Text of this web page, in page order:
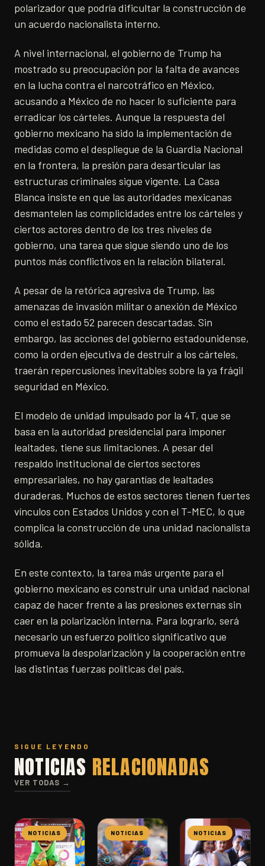
polarizador que podría dificultar la construcción de
un acuerdo nacionalista interno.
A nivel internacional, el gobierno de Trump ha
mostrado su preocupación por la falta de avances
en la lucha contra el narcotráfico en México,
acusando a México de no hacer lo suficiente para
erradicar los cárteles. Aunque la respuesta del
gobierno mexicano ha sido la implementación de
medidas como el despliegue de la Guardia Nacional
en la frontera, la presión para desarticular las
estructuras criminales sigue vigente. La Casa
Blanca insiste en que las autoridades mexicanas
desmantelen las complicidades entre los cárteles y
ciertos actores dentro de los tres niveles de
gobierno, una tarea que sigue siendo uno de los
puntos más conflictivos en la relación bilateral.
A pesar de la retórica agresiva de Trump, las
amenazas de invasión militar o anexión de México
como el estado 52 parecen descartadas. Sin
embargo, las acciones del gobierno estadounidense,
como la orden ejecutiva de destruir a los cárteles,
traerán repercusiones inevitables sobre la ya frágil
seguridad en México.
El modelo de unidad impulsado por la 4T, que se
basa en la autoridad presidencial para imponer
lealtades, tiene sus limitaciones. A pesar del
respaldo institucional de ciertos sectores
empresariales, no hay garantías de lealtades
duraderas. Muchos de estos sectores tienen fuertes
vínculos con Estados Unidos y con el T-MEC, lo que
complica la construcción de una unidad nacionalista
sólida.
En este contexto, la tarea más urgente para el
gobierno mexicano es construir una unidad nacional
capaz de hacer frente a las presiones externas sin
caer en la polarización interna. Para lograrlo, será
necesario un esfuerzo político significativo que
promueva la despolarización y la cooperación entre
las distintas fuerzas políticas del país.
SIGUE LEYENDO
NOTICIAS RELACIONADAS
VER TODAS →
NOTICIAS NOTICIAS NOTICIAS